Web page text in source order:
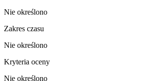
Nie określono
Zakres czasu
Nie określono
Kryteria oceny
Nie określono